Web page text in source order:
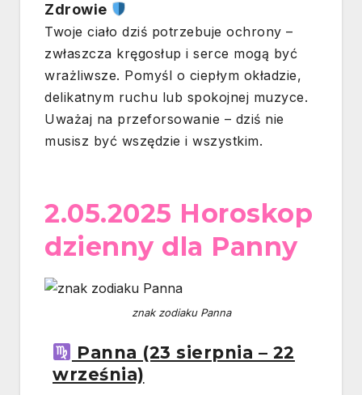
Zdrowie
Twoje ciało dziś potrzebuje ochrony –
zwłaszcza kręgosłup i serce mogą być
wrażliwsze. Pomyśl o ciepłym okładzie,
delikatnym ruchu lub spokojnej muzyce.
Uważaj na przeforsowanie – dziś nie
musisz być wszędzie i wszystkim.
2.05.2025 Horoskop
dzienny dla Panny
znak zodiaku Panna
Panna (23 sierpnia – 22
września)